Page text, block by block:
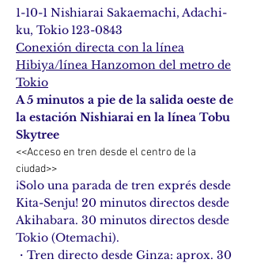
1-10-1 Nishiarai Sakaemachi, Adachi-
ku, Tokio 123-0843
Conexión directa con la línea
Hibiya/línea Hanzomon del metro de
Tokio
A 5 minutos a pie de la salida oeste de
la estación Nishiarai en la línea Tobu
Skytree
<<Acceso en tren desde el centro de la
ciudad>>
¡Solo una parada de tren exprés desde
Kita-Senju! 20 minutos directos desde
Akihabara. 30 minutos directos desde
Tokio (Otemachi).
・Tren directo desde Ginza: aprox. 30